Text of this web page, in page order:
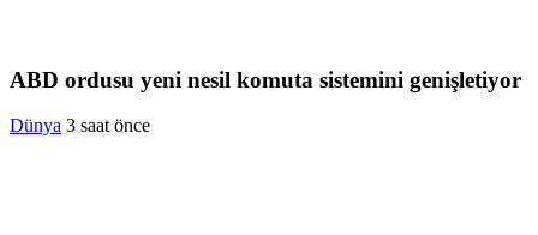
ABD ordusu yeni nesil komuta sistemini genişletiyor
Dünya 3 saat önce